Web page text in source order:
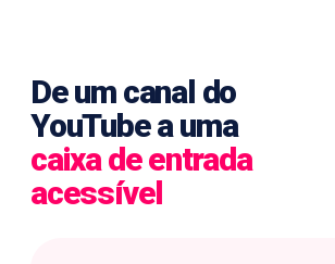
De um canal do
YouTube a uma
caixa de entrada
acessível